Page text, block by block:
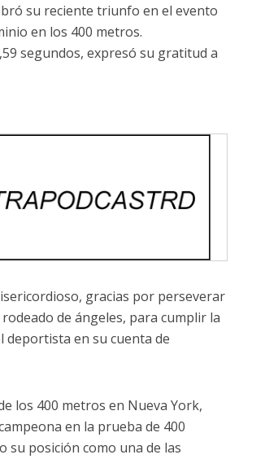
su reciente triunfo en el evento
en los 400 metros.
segundos, expresó su gratitud a
gracias por perseverar
de ángeles, para cumplir la
deportista en su cuenta de
los 400 metros en Nueva York,
en la prueba de 400
su posición como una de las